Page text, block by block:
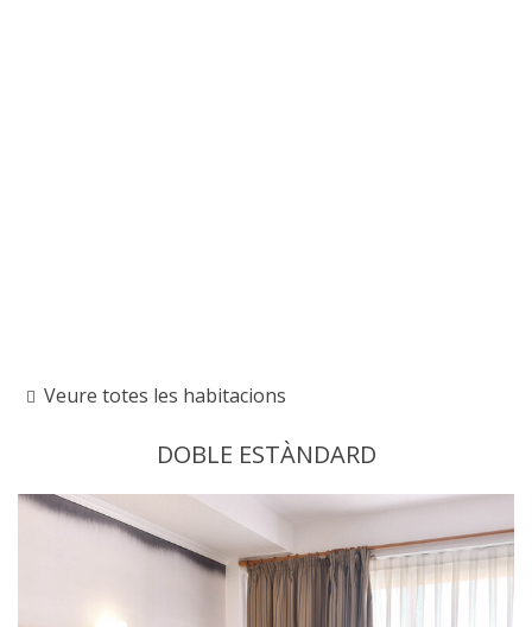
Veure totes les habitacions
DOBLE ESTÀNDARD